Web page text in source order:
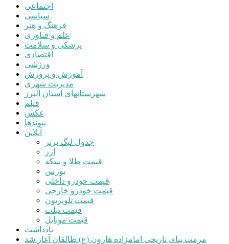
اجتماعی
سیاسی
فرهنگ و هنر
علم و فناوری
پزشکی و سلامت
اقتصادی
ورزشی
آموزش و پرورش
مدیریت شهری
شهرستانهای استان البرز
فیلم
عکس
پیوندها
آنلاین
جدول لیگ برتر
ارز
قیمت طلا و سکه
بورس
قیمت خودرو داخلی
قیمت خودرو خارجی
قیمت تلویزیون
قیمت تبلت
قیمت موبایل
یادداشت
مرمت بنای تاریخی امامزاده هارون (ع) طالقان آغاز شد